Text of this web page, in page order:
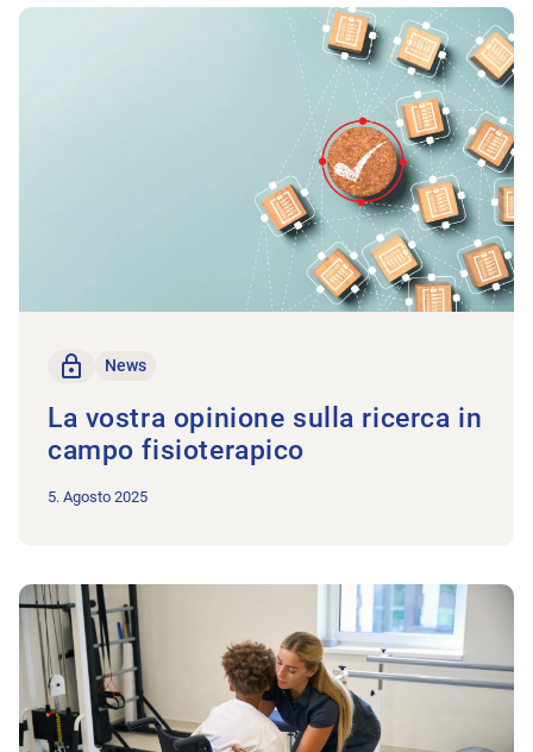
solo per i membri
News
La vostra opinione sulla ricerca in
campo fisioterapico
5. Agosto 2025
All'articolo La vostra opinione sulla ricerca in campo
All'articolo Diventate coach di movimentazione!